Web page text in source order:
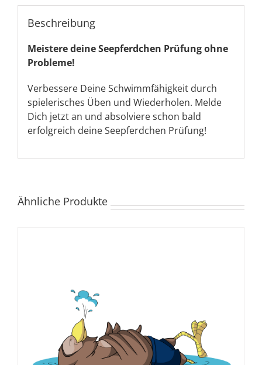
Beschreibung
Meistere deine Seepferdchen Prüfung ohne
Probleme!
Verbessere Deine Schwimmfähigkeit durch
spielerisches Üben und Wiederholen. Melde
Dich jetzt an und absolviere schon bald
erfolgreich deine Seepferdchen Prüfung!
Ähnliche Produkte